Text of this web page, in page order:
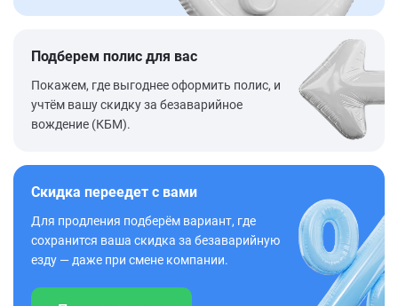
Подберем полис для вас
Покажем, где выгоднее оформить полис, и
учтём вашу скидку за безаварийное
вождение (КБМ).
Скидка переедет с вами
Для продления подберём вариант, где
сохранится ваша скидка за безаварийную
езду — даже при смене компании.